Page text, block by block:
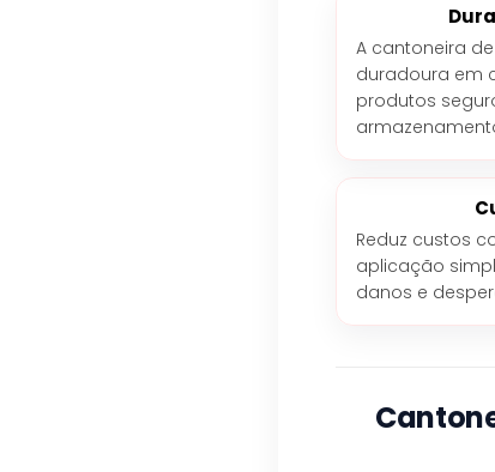
A cantoneira
duradoura em
produtos
Reduz custos
aplicação
danos e